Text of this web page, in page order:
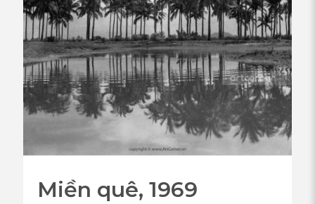
Miền quê, 1969